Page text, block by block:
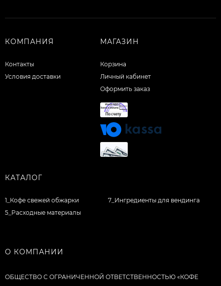
КОМПАНИЯ
Контакты
Условия доставки
МАГАЗИН
Корзина
Личный кабинет
Оформить заказ
КАТАЛОГ
1_Кофе свежей обжарки
5_Расходные материалы
7_Ингредиенты для вендинга
О КОМПАНИИ
ОБЩЕСТВО С ОГРАНИЧЕННОЙ ОТВЕТСТВЕННОСТЬЮ «КОФЕ